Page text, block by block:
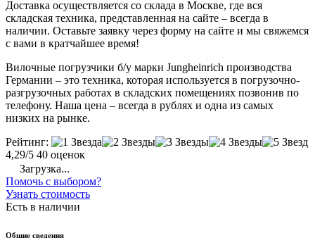
Доставка осуществляется со склада в Москве, где вся
складская техника, представленная на сайте – всегда в
наличии. Оставьте заявку через форму на сайте и мы свяжемся
с вами в кратчайшее время!
Вилочные погрузчики б/у марки Jungheinrich производства
Германии – это техника, которая используется в погрузочно-
разгрузочных работах в складских помещениях позвонив по
телефону. Наша цена – всегда в рублях и одна из самых
низких на рынке.
Рейтинг:
4,29/5 40 оценок
Загрузка...
Помочь с выбором?
Узнать стоимость
Есть в наличии
Общие сведения